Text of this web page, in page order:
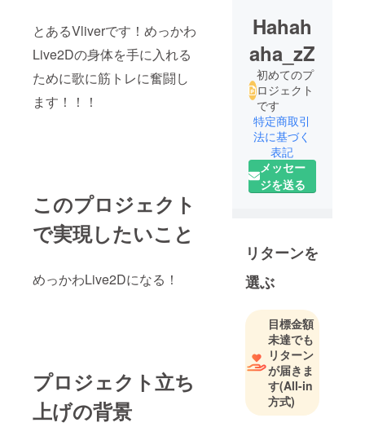
とあるVliverです！めっかわ
Live2Dの身体を手に入れる
ために歌に筋トレに奮闘し
ます！！！
このプロジェクト
で実現したいこと
めっかわLive2Dになる！
プロジェクト立ち
上げの背景
Hahah
aha_zZ
初めてのプ
ロジェクト
です
特定商取引
法に基づく
表記
メッセー
ジを送る
リターンを
選ぶ
目標金額
未達でも
リターン
が届きま
す(All-in
方式)